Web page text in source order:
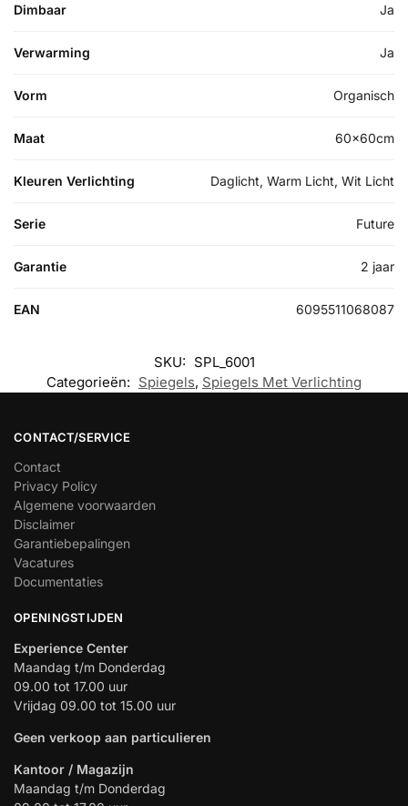
Dimbaar Ja
Verwarming Ja
Vorm Organisch
Maat 60x60cm
Kleuren Verlichting Daglicht, Warm Licht, Wit Licht
Serie Future
Garantie 2 jaar
EAN 6095511068087
SKU: SPL_6001
Categorieën: Spiegels, Spiegels Met Verlichting
CONTACT/SERVICE
Contact
Privacy Policy
Algemene voorwaarden
Disclaimer
Garantiebepalingen
Vacatures
Documentaties
OPENINGSTIJDEN
Experience Center
Maandag t/m Donderdag
09.00 tot 17.00 uur
Vrijdag 09.00 tot 15.00 uur
Geen verkoop aan particulieren
Kantoor / Magazijn
Maandag t/m Donderdag